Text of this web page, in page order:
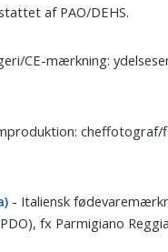
af PAO/DEHS.
CE-mærkning:
- Italiensk
fx Parmigiano